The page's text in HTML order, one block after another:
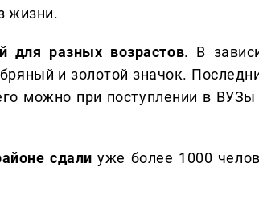
жизни.
для разных возрастов. В
и золотой значок.
можно при поступлении в
сдали уже более 1000